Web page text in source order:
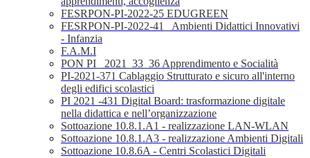
FESRPON-PI-2022-25 EDUGREEN
FESRPON-PI-2022-41_ Ambienti Didattici Innovativi
- Infanzia
F.A.M.I
PON PI_ 2021_33_36 Apprendimento e Socialità
PI-2021-371 Cablaggio Strutturato e sicuro all'interno
degli edifici scolastici
PI 2021 -431 Digital Board: trasformazione digitale
nella didattica e nell’organizzazione
Sottoazione 10.8.1.A1 - realizzazione LAN-WLAN
Sottoazione 10.8.1.A3 - realizzazione Ambienti Digitali
Sottoazione 10.8.6A - Centri Scolastici Digitali